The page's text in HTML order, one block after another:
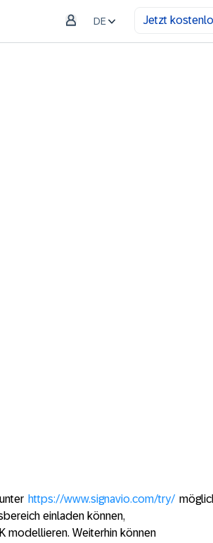
DE Jetzt
https://www.signavio.com/try/
einladen können,
modellieren. Weiterhin können